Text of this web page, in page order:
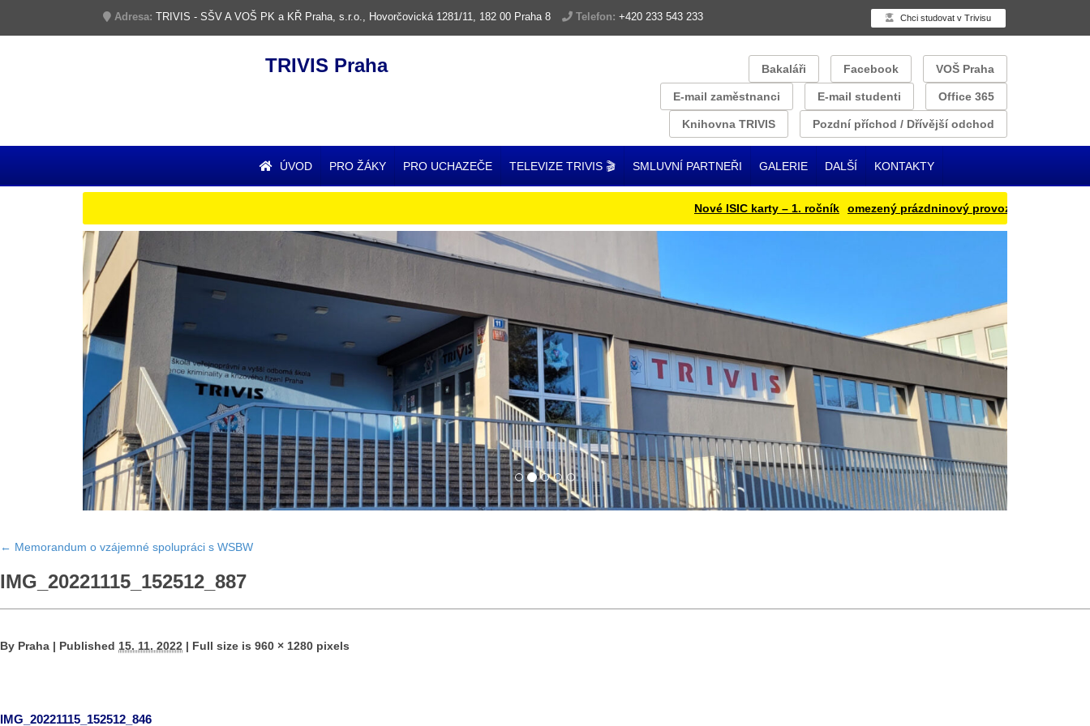
Adresa: TRIVIS - SŠV A VOŠ PK a KŘ Praha, s.r.o., Hovorčovická 1281/11, 182 00 Praha 8 Telefon: +420 233 543 233 Chci studovat v Trivisu
TRIVIS Praha Bakaláři Facebook VOŠ Praha
E-mail zaměstnanci E-mail studenti Office 365
Knihovna TRIVIS Pozdní příchod / Dřívější odchod
ÚVOD PRO ŽÁKY PRO UCHAZEČE TELEVIZE TRIVIS 🎬 SMLUVNÍ PARTNEŘI GALERIE DALŠÍ KONTAKTY
Nové ISIC karty – 1. ročník omezený prázdninový provoz Přihlašování
← Memorandum o vzájemné spolupráci s WSBW
IMG_20221115_152512_887
By Praha | Published 15. 11. 2022 | Full size is 960 × 1280 pixels
IMG_20221115_152512_846